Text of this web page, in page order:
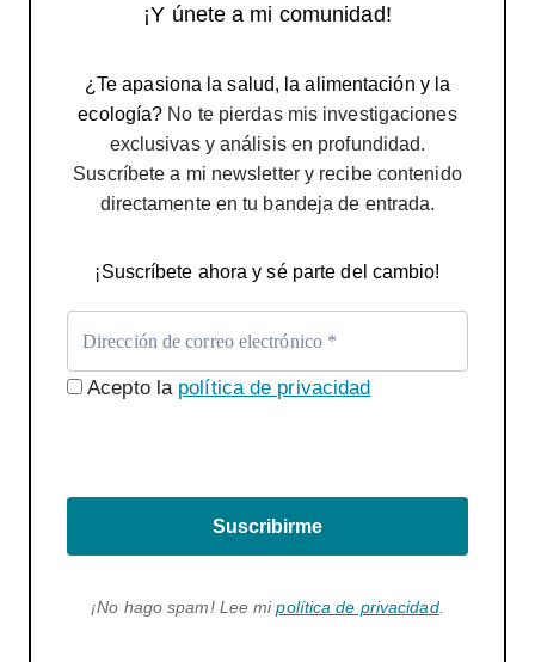
¡Y únete a mi comunidad!
¿Te apasiona la salud, la alimentación y la
ecología? No te pierdas mis investigaciones
exclusivas y análisis en profundidad.
Suscríbete a mi newsletter y recibe contenido
directamente en tu bandeja de entrada.
¡Suscríbete ahora y sé parte del cambio!
Acepto la política de privacidad
Suscribirme
¡No hago spam! Lee mipolítica de privacidad.